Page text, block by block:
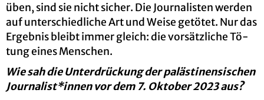
üben, sind sie nicht si­cher. Die Jour­na­lis­ten wer­den
auf un­ter­schied­li­che Art und Weise ge­tö­tet. Nur das
Er­geb­nis bleibt immer gleich: die vor­sätz­li­che Tö­
tung eines Men­schen.
Wie sah die Un­ter­drü­ckung der pa­läs­ti­nen­si­schen
Jour­na­list*innen vor dem 7. Ok­to­ber 2023 aus?